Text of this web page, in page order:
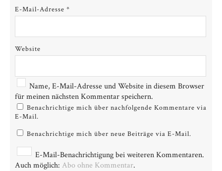
E-Mail-Adresse *
Website
Name, E-Mail-Adresse und Website in diesem Browser
für meinen nächsten Kommentar speichern.
Benachrichtige mich über nachfolgende Kommentare via
E-Mail.
Benachrichtige mich über neue Beiträge via E-Mail.
E-Mail-Benachrichtigung bei weiteren Kommentaren.
Auch möglich: Abo ohne Kommentar.